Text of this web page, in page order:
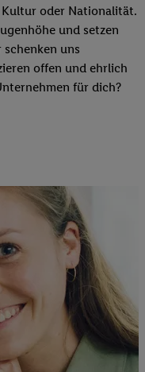
oder Nationalität.
und setzen
uns
offen und ehrlich
für dich?